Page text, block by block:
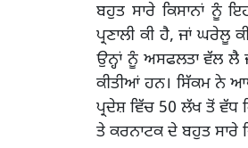
ਬਹੁਤ ਸਾਰੇ ਕਿਸਾਨਾਂ ਨੂੰ
ਪ੍ਰਣਾਲੀ ਕੀ ਹੈ, ਜਾਂ ਘਰੇਲੂ
ਉਨ੍ਹਾਂ ਨੂੰ ਅਸਫਲਤਾ ਵੱਲ ਲੈ
ਕੀਤੀਆਂ ਹਨ। ਸਿੱਕਮ ਨੇ
ਪ੍ਰਦੇਸ਼ ਵਿੱਚ 50 ਲੱਖ ਤੋਂ ਵੱਧ
ਤੇ ਕਰਨਾਟਕ ਦੇ ਬਹੁਤ